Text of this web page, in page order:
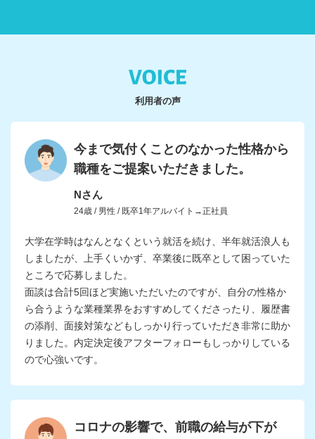
利用者の声
今まで気付くことのなかった性格から
職種をご提案いただきました。
Nさん
24歳 / 男性 / 既卒1年アルバイト→正社員
大学在学時はなんとなくという就活を続け、半年就活浪人も
しましたが、上手くいかず、卒業後に既卒として困っていた
ところで応募しました。
面談は合計5回ほど実施いただいたのですが、自分の性格か
ら合うような業種業界をおすすめしてくださったり、履歴書
の添削、面接対策などもしっかり行っていただき非常に助か
りました。内定決定後アフターフォローもしっかりしている
ので心強いです。
コロナの影響で、前職の給与が下が